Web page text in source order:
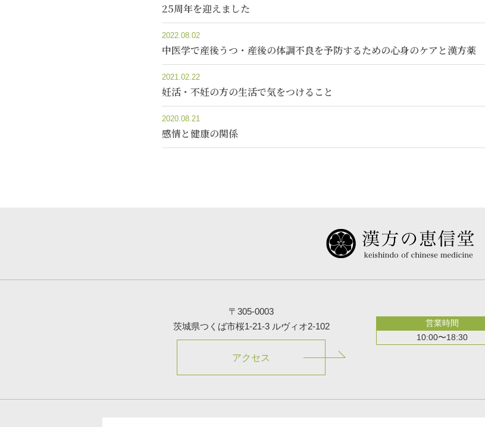
25周年を迎えました
2022.08.02
中医学で産後うつ・産後の体調不良を予防するための心身のケアと漢方薬
2021.02.22
妊活・不妊の方の生活で気をつけること
2020.08.21
感情と健康の関係
〒305-0003
茨城県つくば市桜1-21-3 ルヴィオ2-102
アクセス
営業時間
10:00〜18:30